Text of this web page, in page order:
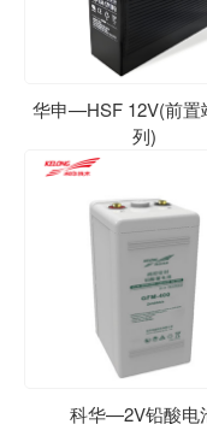
华申—HSF 12V(前置
列)
科华—2V铅酸电